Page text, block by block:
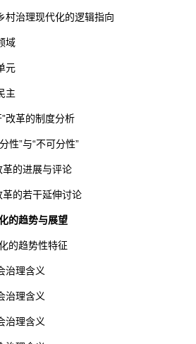
村治理现代化的逻辑指向
域
元
主
改革的制度分析
性”与“不可分性”
革的进展与评论
革的若干延伸讨论
的趋势与展望
的趋势性特征
治理含义
治理含义
治理含义